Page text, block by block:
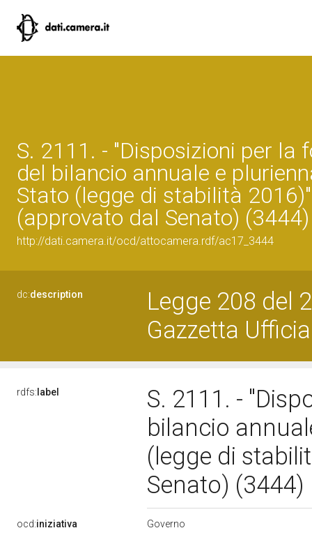
S. 2111. - "Disposizioni per la
del bilancio annuale e
Stato (legge di stabilità 2016)"
(approvato dal Senato) (3444)
http://dati.camera.it/ocd/attocamera.rdf/ac17_3444
dc:description
Legge 208 del
Gazzetta
rdfs: label
S. 2111. -
bilancio
(legge di
Senato)
ocd:iniziativa Governo